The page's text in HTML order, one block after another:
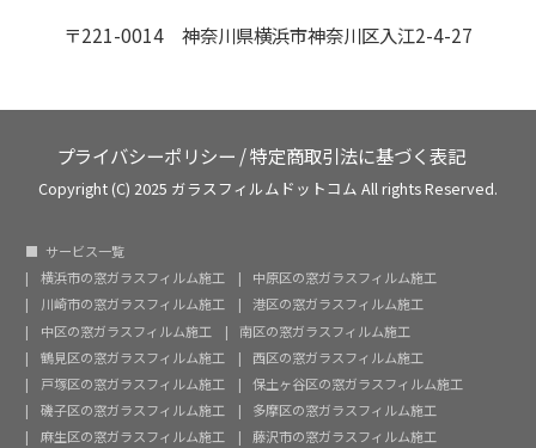
〒221-0014 神奈川県横浜市神奈川区入江2-4-27
プライバシーポリシー /特定商取引法に基づく表記
Copyright (C) 2025 ガラスフィルムドットコム All rights Reserved.
サービス一覧
横浜市の窓ガラスフィルム施工
中原区の窓ガラスフィルム施工
川崎市の窓ガラスフィルム施工
港区の窓ガラスフィルム施工
中区の窓ガラスフィルム施工
南区の窓ガラスフィルム施工
鶴見区の窓ガラスフィルム施工
西区の窓ガラスフィルム施工
戸塚区の窓ガラスフィルム施工
保土ヶ谷区の窓ガラスフィルム施工
磯子区の窓ガラスフィルム施工
多摩区の窓ガラスフィルム施工
麻生区の窓ガラスフィルム施工
藤沢市の窓ガラスフィルム施工